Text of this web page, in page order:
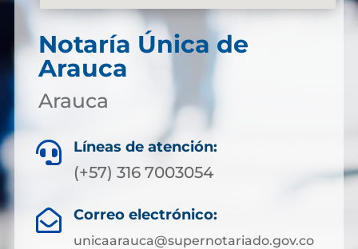
Notaría Única de
Arauca
Arauca
 Líneas de atención:
(+57) 316 7003054
 Correo electrónico:
unicaarauca@supernotariado.gov.co